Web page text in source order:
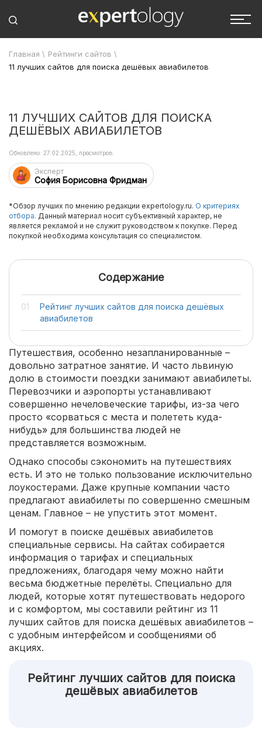
Главная \ Рейтинги сайтов \
11 лучших сайтов для поиска дешёвых авиабилетов
11 ЛУЧШИХ САЙТОВ ДЛЯ ПОИСКА
ДЕШЁВЫХ АВИАБИЛЕТОВ
Эксперт
София Борисовна Фридман
Обновлено: 27.02.2025, просмотров:
*Обзор лучших по мнению редакции expertology.ru. О критериях
отбора. Данный материал носит субъективный характер, не
является рекламой и не служит руководством к покупке. Перед
покупкой необходима консультация со специалистом.
Содержание
Рейтинг лучших сайтов для поиска дешёвых
авиабилетов
Путешествия, особенно незапланированные –
довольно затратное занятие. И часто львиную
долю в стоимости поездки занимают авиабилеты.
Перевозчики и аэропорты устанавливают
совершенно нечеловеческие тарифы, из-за чего
просто «сорваться с места и полететь куда-
нибудь» для большинства людей не
представляется возможным.
Однако способы сэкономить на путешествиях
есть. И это не только пользование исключительно
лоукостерами. Даже крупные компании часто
предлагают авиабилеты по совершенно смешным
ценам. Главное – не упустить этот момент.
И помогут в поиске дешёвых авиабилетов
специальные сервисы. На сайтах собирается
информация о тарифах и специальных
предложениях, благодаря чему можно найти
весьма бюджетные перелёты. Специально для
людей, которые хотят путешествовать недорого
и с комфортом, мы составили рейтинг из 11
лучших сайтов для поиска дешёвых авиабилетов –
с удобным интерфейсом и сообщениями об
акциях.
Рейтинг лучших сайтов для поиска
дешёвых авиабилетов